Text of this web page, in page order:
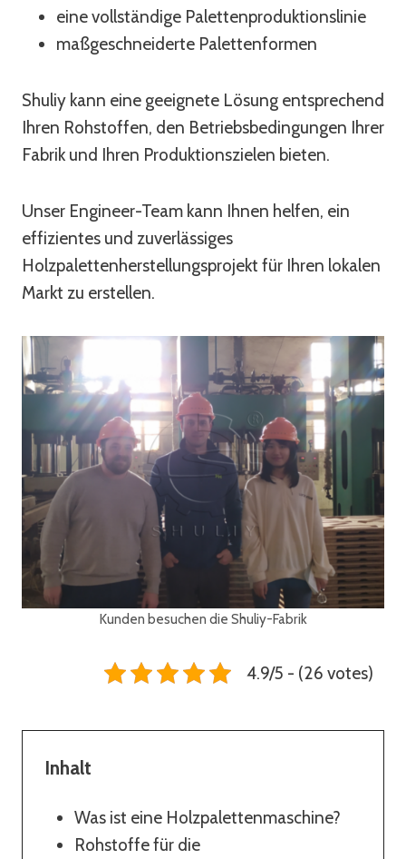
eine vollständige Palettenproduktionslinie
maßgeschneiderte Palettenformen
Shuliy kann eine geeignete Lösung entsprechend
Ihren Rohstoffen, den Betriebsbedingungen Ihrer
Fabrik und Ihren Produktionszielen bieten.
Unser Engineer-Team kann Ihnen helfen, ein
effizientes und zuverlässiges
Holzpalettenherstellungsprojekt für Ihren lokalen
Markt zu erstellen.
Kunden besuchen die Shuliy-Fabrik
4.9/5 - (26 votes)
Inhalt
Was ist eine Holzpalettenmaschine?
Rohstoffe für die